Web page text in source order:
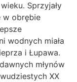
Sprzyjały
w obrębie
wodnych miała
i Łupawa.
młynów
XX